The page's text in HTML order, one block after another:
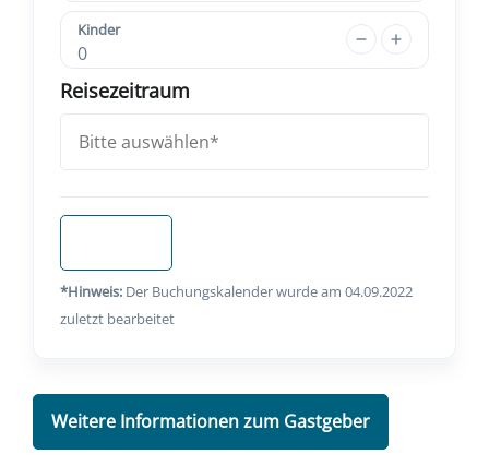
Kinder
0
Reisezeitraum
*Hinweis: Der Buchungskalender wurde am 04.09.2022
zuletzt bearbeitet
Weitere Informationen zum Gastgeber